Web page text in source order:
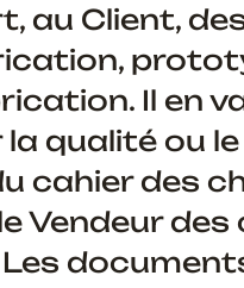
au Client,
Il en
qualité ou
cahier des
Vendeur